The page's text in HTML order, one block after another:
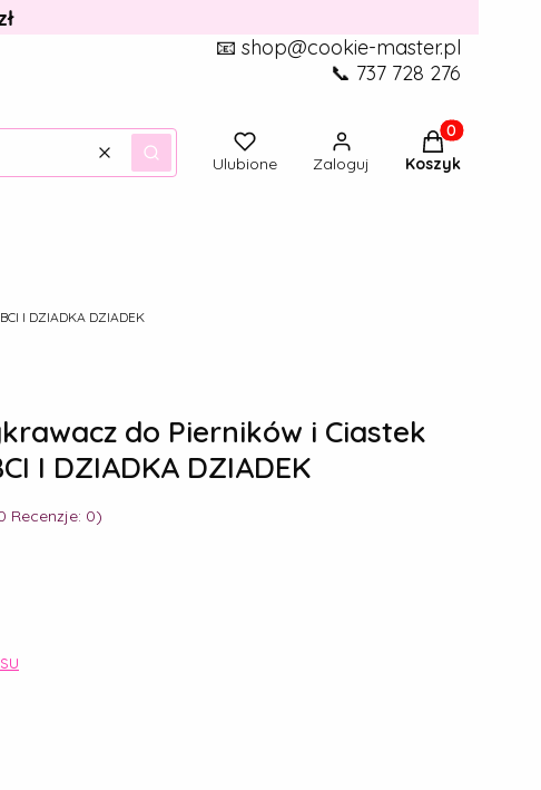
📧 shop@cookie-master.pl
📞 737 728 276
WyczyśćSzukaj Ulubione Zaloguj
Produkty w
Koszyk
I DZIADKA DZIADEK
do Pierników i Ciastek
I DZIADKA DZIADEK
Recenzje: 0)